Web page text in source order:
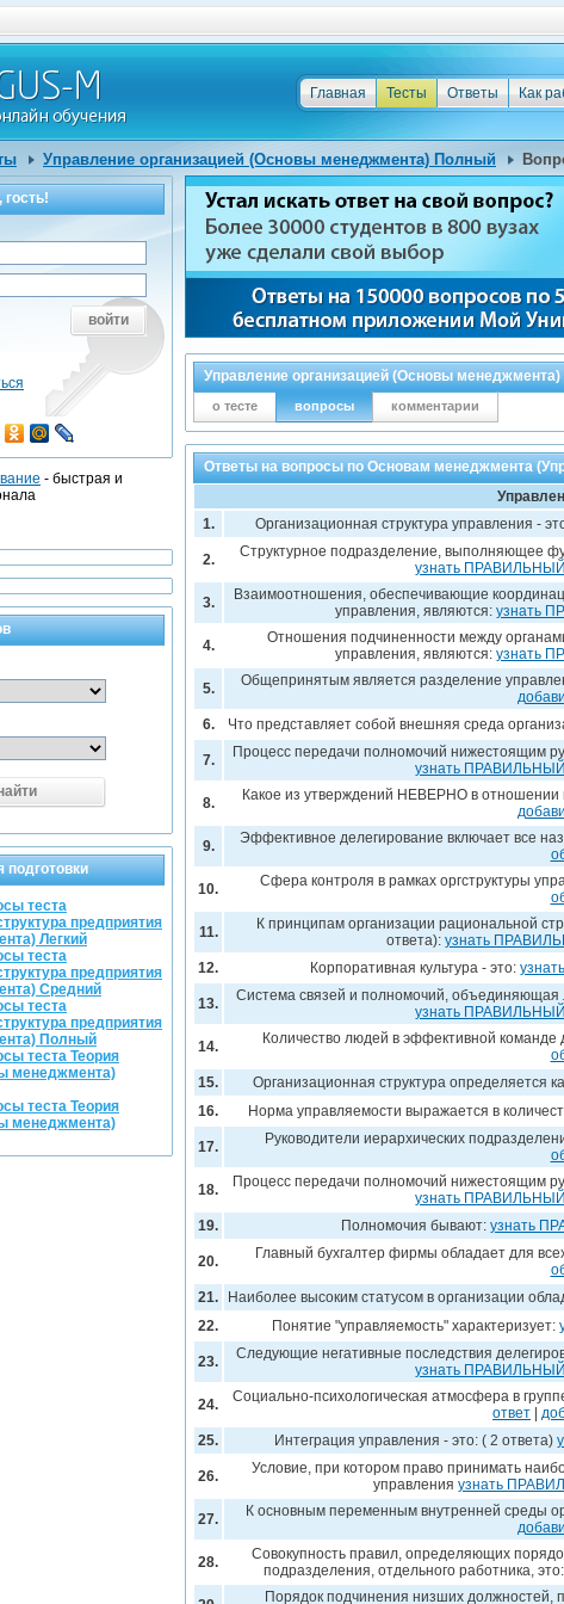
Как
Ответы
Тесты
Главная
Управление организацией (Основы менеджмента) Полный
Управление организацией (Основы
о тесте вопросы комментарии
Ответы на вопросы по Основам менеджмента
1.
Организационная структура управления -
2.
Структурное подразделение, выполняющее
узнать ПРАВИЛЬНЫЙ
3.
Взаимоотношения, обеспечивающие
управления, являются: узнать
4.
Отношения подчиненности между
управления, являются: узнать
5. Общепринятым является разделение
6.
Что представляет собой внешняя среда
7.
Процесс передачи полномочий нижестоящим
узнать ПРАВИЛЬНЫЙ
8. Какое из утверждений НЕВЕРНО в отношении
9. Эффективное делегирование включает все
10. Сфера контроля в рамках оргструктуры
11.
К принципам организации рациональной
ответа): узнать
12.
Корпоративная культура - это:
13.
Система связей и полномочий, объединяющая
узнать ПРАВИЛЬНЫЙ
14. Количество людей в эффективной команде
15.
Организационная структура определяется
16.
Норма управляемости выражается в
17. Руководители иерархических
18.
Процесс передачи полномочий нижестоящим
узнать ПРАВИЛЬНЫЙ
19.
Полномочия бывают: узнать
20. Главный бухгалтер фирмы обладает для
21.
Наиболее высоким статусом в организации
22.
Понятие "управляемость" характеризует:
23.
Следующие негативные последствия
узнать ПРАВИЛЬНЫЙ
24. Социально-психологическая атмосфера в
ответ
25.
Интеграция управления - это: ( 2 ответа)
26.
Условие, при котором право принимать
управления узнать
27. К основным переменным внутренней среды
28.
Совокупность правил, определяющих
подразделения, отдельного работника, это:
Порядок подчинения низших должностей,
гость!
войти
- быстрая и
теста
предприятия
Легкий
теста
предприятия
Средний
теста
предприятия
Полный
теста Теория
менеджмента)
теста Теория
менеджмента)